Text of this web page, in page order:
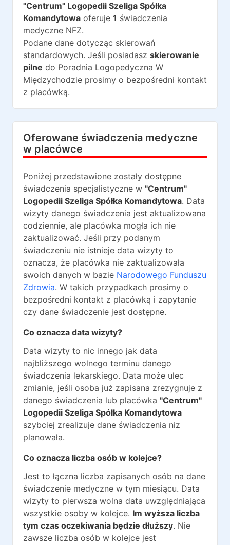
"Centrum" Logopedii Szeliga Spółka
Komandytowa oferuje 1 świadczenia
medyczne NFZ.
Podane dane dotycząc skierowań
standardowych. Jeśli posiadasz skierowanie
pilne do Poradnia Logopedyczna W
Międzychodzie prosimy o bezpośredni kontakt
z placówką.
Oferowane świadczenia medyczne
w placówce
Poniżej przedstawione zostały dostępne
świadczenia specjalistyczne w "Centrum"
Logopedii Szeliga Spółka Komandytowa. Data
wizyty danego świadczenia jest aktualizowana
codziennie, ale placówka mogła ich nie
zaktualizować. Jeśli przy podanym
świadczeniu nie istnieje data wizyty to
oznacza, że placówka nie zaktualizowała
swoich danych w bazie Narodowego Funduszu
Zdrowia. W takich przypadkach prosimy o
bezpośredni kontakt z placówką i zapytanie
czy dane świadczenie jest dostępne.
Co oznacza data wizyty?
Data wizyty to nic innego jak data
najbliższego wolnego terminu danego
świadczenia lekarskiego. Data może ulec
zmianie, jeśli osoba już zapisana zrezygnuje z
danego świadczenia lub placówka "Centrum"
Logopedii Szeliga Spółka Komandytowa
szybciej zrealizuje dane świadczenia niz
planowała.
Co oznacza liczba osób w kolejce?
Jest to łączna liczba zapisanych osób na dane
świadczenie medyczne w tym miesiącu. Data
wizyty to pierwsza wolna data uwzględniająca
wszystkie osoby w kolejce. Im wyższa liczba
tym czas oczekiwania będzie dłuższy. Nie
zawsze liczba osób w kolejce jest